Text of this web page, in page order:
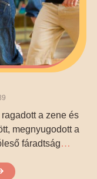
a zene és
megnyugodott a
fáradtság…